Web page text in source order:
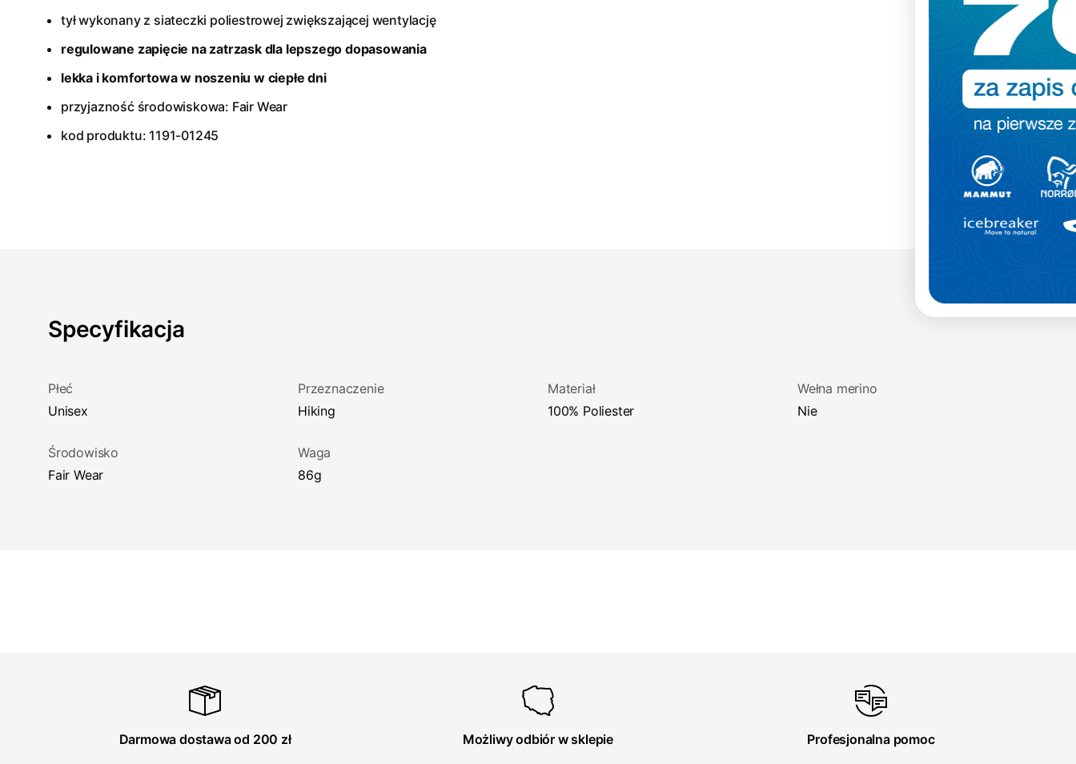
tył wykonany z siateczki poliestrowej zwiększającej wentylację
regulowane zapięcie na zatrzask dla lepszego dopasowania
lekka i komfortowa w noszeniu w ciepłe dni
przyjazność środowiskowa: Fair Wear
kod produktu: 1191-01245
Specyfikacja
Płeć
Unisex
Przeznaczenie
Hiking
Materiał
100% Poliester
Wełna merino
Nie
Środowisko
Fair Wear
Waga
86g
Darmowa dostawa od 200 zł Możliwy odbiór w sklepie Profesjonalna pomoc
To nie wszystko – dzięki zapisowi
będziesz otrzymywać informacje o
nowościach, specjalne kody rabatowe
oraz wcześniejszy dostęp do akcji
promocyjnych
zgodnie z naszą Polityką prywatności.